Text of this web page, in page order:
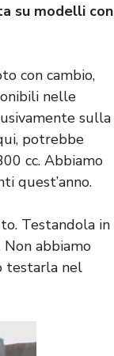
su modelli con
con cambio,
nelle
sulla
potrebbe
cc. Abbiamo
quest’anno.
Testandola in
abbiamo
testarla nel